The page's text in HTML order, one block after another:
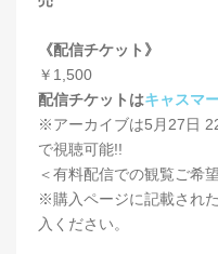
《配信チケット》
￥1,500
配信チケットはキャスマ
※アーカイブは5月27日
で視聴可能!!
＜有料配信での観覧ご希
※購入ページに記載され
入ください。